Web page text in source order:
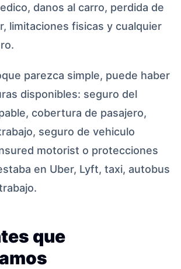
danos al carro, perdida de
limitaciones fisicas y cualquier
parezca simple, puede haber
disponibles: seguro del
cobertura de pasajero,
seguro de vehiculo
motorist o protecciones
en Uber, Lyft, taxi, autobus
que